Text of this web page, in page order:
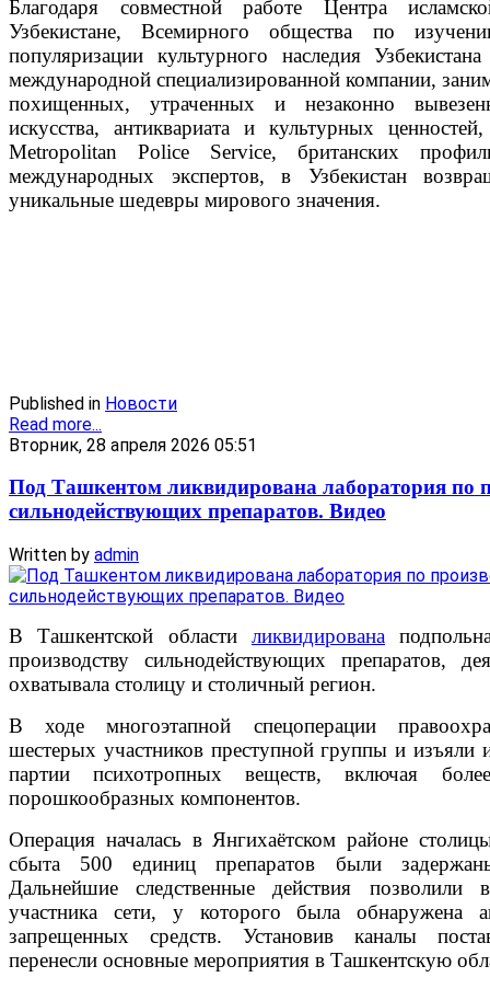
Благодаря совместной работе Центра
Узбекистане, Всемирного общества по
популяризации культурного наследия
международной специализированной компании,
похищенных, утраченных и незаконно
искусства, антиквариата и культурных
Metropolitan Police Service, британских
международных экспертов, в Узбекистан
уникальные шедевры мирового значения.
Published in Новости
Read more...
Вторник, 28 апреля 2026 05:51
Под Ташкентом ликвидирована лаборатория по
сильнодействующих препаратов. Видео
Written by admin
В Ташкентской области ликвидирована
производству сильнодействующих препаратов,
охватывала столицу и столичный регион.
В ходе многоэтапной спецоперации
шестерых участников преступной группы и изъяли
партии психотропных веществ, включая
порошкообразных компонентов.
Операция началась в Янгихаётском районе
сбыта 500 единиц препаратов были
Дальнейшие следственные действия позволили
участника сети, у которого была обнаружена
запрещенных средств. Установив каналы
перенесли основные мероприятия в Ташкентскую